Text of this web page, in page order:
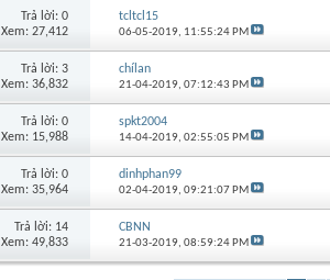
Trả lời: 0
Xem: 27,412
tcltcl15
06-05-2019, 11:55:24 PM
Trả lời: 3
Xem: 36,832
chílan
21-04-2019,07:12:43 PM
Trả lời: 0
Xem: 15,988
spkt2004
14-04-2019,02:55:05 PM
Trả lời: 0
Xem: 35,964
dinhphan99
02-04-2019,09:21:07 PM
Trả lời: 14
Xem: 49,833
CBNN
21-03-2019,08:59:24 PM